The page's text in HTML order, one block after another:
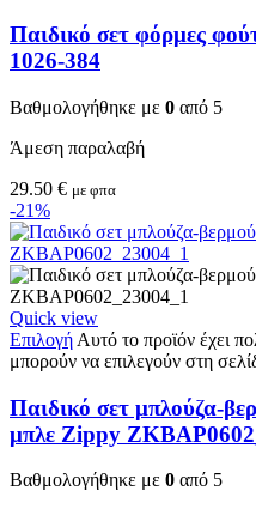
Παιδικό σετ φόρμες
1026-384
Βαθμολογήθηκε με 0 από 5
Άμεση παραλαβή
29.50 € με φπα
-21%
Quick view
Επιλογή Αυτό το προϊόν έχει
μπορούν να επιλεγούν στη
Παιδικό σετ μπλούζα-
μπλε Zippy
Βαθμολογήθηκε με 0 από 5